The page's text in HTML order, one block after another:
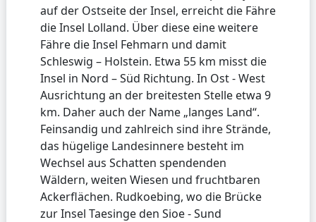
auf der Ostseite der Insel, erreicht die Fähre
die Insel Lolland. Über diese eine weitere
Fähre die Insel Fehmarn und damit
Schleswig – Holstein. Etwa 55 km misst die
Insel in Nord – Süd Richtung. In Ost - West
Ausrichtung an der breitesten Stelle etwa 9
km. Daher auch der Name „langes Land“.
Feinsandig und zahlreich sind ihre Strände,
das hügelige Landesinnere besteht im
Wechsel aus Schatten spendenden
Wäldern, weiten Wiesen und fruchtbaren
Ackerflächen. Rudkoebing, wo die Brücke
zur Insel Taesinge den Sioe - Sund